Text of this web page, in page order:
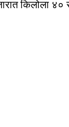
किलोला ४०